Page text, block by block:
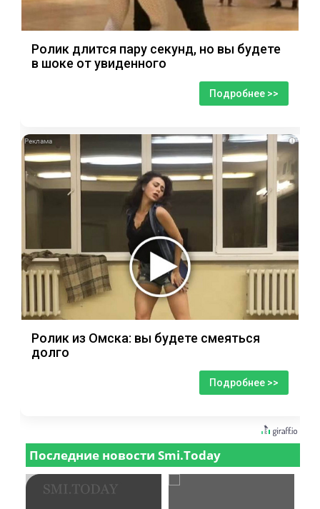
Ролик длится пару секунд, но вы будете
в шоке от увиденного
Подробнее >>
i
Ролик из Омска: вы будете смеяться
долго
Подробнее >>